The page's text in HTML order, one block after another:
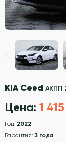
KIA Ceed АКПП
Цена: 1
Год: 2022
Гарантия: 3 года